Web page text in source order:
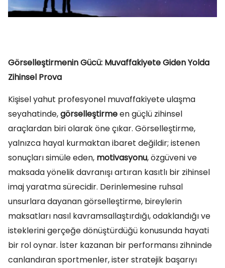
Görselleştirmenin Gücü: Muvaffakiyete Giden Yolda
Zihinsel Prova
Kişisel yahut profesyonel muvaffakiyete ulaşma
seyahatinde,görselleştirmeen güçlü zihinsel
araçlardan biri olarak öne çıkar. Görselleştirme,
yalnızca hayal kurmaktan ibaret değildir; istenen
sonuçları simüle eden, motivasyonu, özgüveni ve
maksada yönelik davranışı artıran kasıtlı bir zihinsel
imaj yaratma sürecidir. Derinlemesine ruhsal
unsurlara dayanan görselleştirme, bireylerin
maksatları nasıl kavramsallaştırdığı, odaklandığı ve
isteklerini gerçeğe dönüştürdüğü konusunda hayati
bir rol oynar. İster kazanan bir performansı zihninde
canlandıran sportmenler, ister stratejik başarıyı